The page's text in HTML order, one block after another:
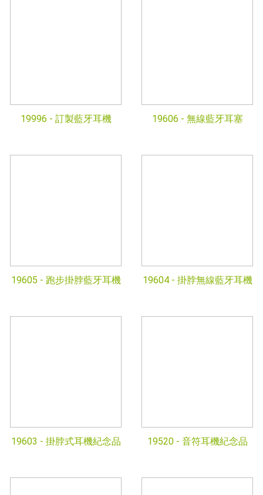
19996 - 訂製藍牙耳機 19606 - 無線藍牙耳塞
19605 - 跑步掛脖藍牙耳機 19604 - 掛脖無線藍牙耳機
19603 - 掛脖式耳機紀念品 19520 - 音符耳機紀念品